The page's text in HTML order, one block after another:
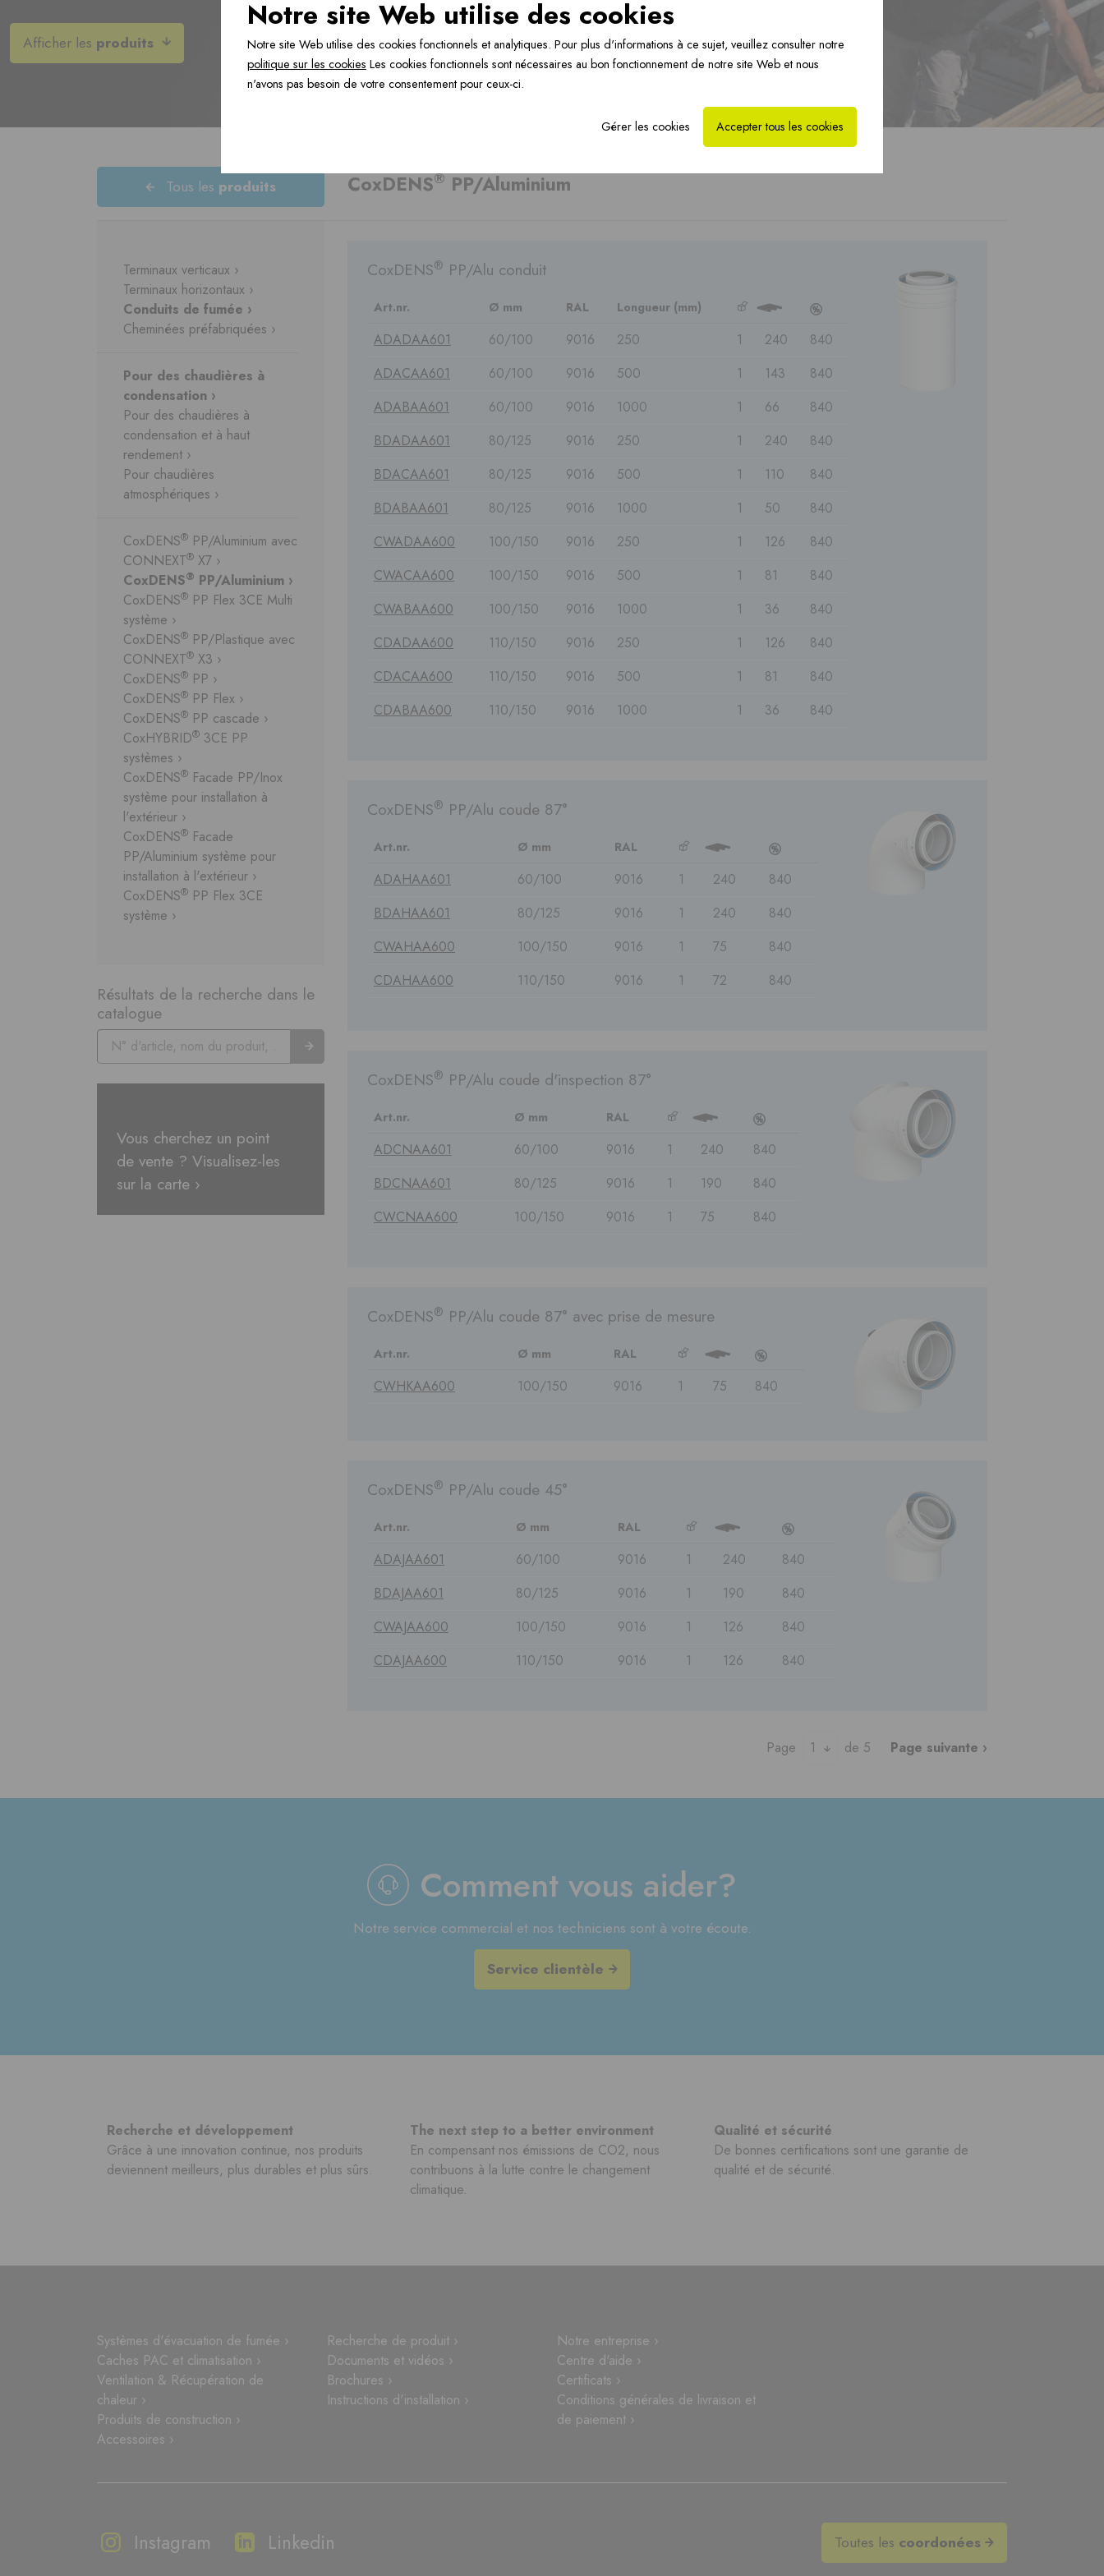
Produits de construction ›
Consultez tous les produitsde
notre progamme de livraison
Chauffage par le sol
›
CoxHYBRID PP 3CE ›
Afficher les produits
Tous les produits CoxDENS® PP/Aluminium
Terminaux verticaux ›
Terminaux horizontaux ›
Conduits de fumée ›
Cheminées préfabriquées ›
Pour des chaudières à
condensation ›
Pour des chaudières à
condensation et à haut
rendement ›
Pour chaudières
atmosphériques ›
CoxDENS® PP/Aluminium avec
CONNEXT® X7 ›
CoxDENS® PP/Aluminium ›
CoxDENS® PP Flex 3CE Multi
système ›
CoxDENS® PP/Plastique avec
CONNEXT® X3 ›
CoxDENS® PP ›
CoxDENS® PP Flex ›
CoxDENS® PP cascade ›
CoxHYBRID® 3CE PP
systèmes ›
CoxDENS® Facade PP/Inox
système pour installation à
l'extérieur ›
CoxDENS® Facade
PP/Aluminium système pour
installation à l'extérieur ›
CoxDENS® PP Flex 3CE
système ›
Résultats de la recherche dans le
catalogue
Vous cherchez un point
de vente ? Visualisez-les
sur la carte ›
CoxDENS® PP/Alu conduit
Art.nr. Ø mm RAL Longueur (mm) b 3 c
ADADAA601 60/100 9016 250 1 240
840
ADACAA601
60/100 9016 500 1 143
840
ADABAA601
60/100 9016 1000 1 66
840
BDADAA601
80/125 9016 250 1 240
840
BDACAA601
80/125 9016 500 1 110
840
BDABAA601
80/125 9016 1000 1 50
840
CWADAA600
100/150 9016 250 1 126
840
CWACAA600
100/150 9016 500 1 81
840
CWABAA600
100/150 9016 1000 1 36
840
CDADAA600
110/150 9016 250 1 126
840
CDACAA600
110/150 9016 500 1 81
840
CDABAA600
110/150 9016 1000 1 36 840
CoxDENS® PP/Alu coude 87°
Art.nr. Ø mm RAL b 3 c
ADAHAA601 60/100 9016 1 240
840
BDAHAA601
80/125 9016 1 240
840
CWAHAA600
100/150 9016 1 75
840
CDAHAA600
110/150 9016 1 72 840
CoxDENS® PP/Alu coude d'inspection 87°
Art.nr. Ø mm RAL b 3 c
ADCNAA601 60/100 9016 1 240
840
BDCNAA601
80/125 9016 1 190
840
CWCNAA600
100/150 9016 1 75 840
CoxDENS® PP/Alu coude 87° avec prise de mesure
Art.nr. Ø mm RAL b 3 c
CWHKAA600 100/150 9016 1 75 840
CoxDENS® PP/Alu coude 45°
Art.nr. Ø mm RAL b 3 c
ADAJAA601 60/100 9016 1 240
840
BDAJAA601
80/125 9016 1 190
840
CWAJAA600
100/150 9016 1 126
840
CDAJAA600
110/150 9016 1 126 840
Page 1 de 5 Page suivante ›
Comment vous aider?
Notre service commercial et nos techniciens sont à votre écoute.
Service clientèle
Recherche et développement
Grâce à une innovation continue, nos produits
deviennent meilleurs, plus durables et plus sûrs.
The next step to a better environment
En compensant nos émissions de CO2, nous
contribuons à la lutte contre le changement
climatique.
Qualité et sécurité
De bonnes certifications sont une garantie de
qualité et de sécurité.
Systèmes d'évacuation de fumée ›
Caches PAC et climatisation ›
Ventilation & Récupération de
chaleur ›
Produits de construction ›
Accessoires ›
Recherche de produit ›
Documents et vidéos ›
Brochures ›
Instructions d'installation ›
Notre entreprise ›
Centre d'aide ›
Certificats ›
Conditions générales de livraison et
de paiement ›
Instagram Linkedin Toutes les coordonées
Notre site Web utilise des cookies
Notre site Web utilise des cookies fonctionnels et analytiques. Pour plus d'informations à ce sujet, veuillez consulter notre
politique sur les cookies Les cookies fonctionnels sont nécessaires au bon fonctionnement de notre site Web et nous
n'avons pas besoin de votre consentement pour ceux-ci.
Gérer les cookies Accepter tous les cookies